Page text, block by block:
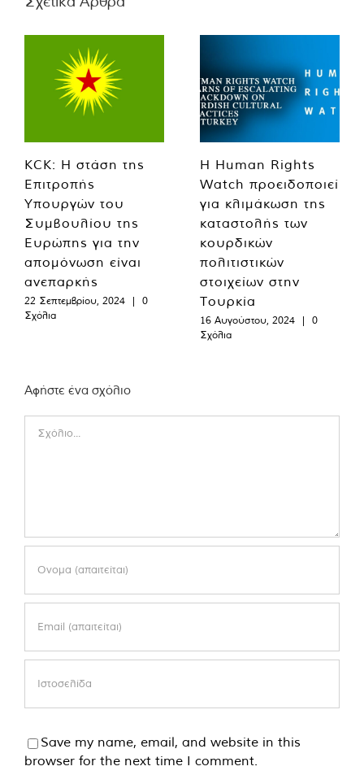
KCK: Η στάση της
Επιτροπής
Υπουργών του
Συμβουλίου της
Ευρώπης για την
απομόνωση είναι
ανεπαρκής
22 Σεπτεμβρίου, 2024 |
0
Σχόλια
Η Human Rights
Watch προειδοποιεί
για κλιμάκωση της
καταστολής των
κουρδικών
πολιτιστικών
στοιχείων στην
Τουρκία
16 Αυγούστου, 2024 |
0
Σχόλια
Αφήστε ένα σχόλιο
Save my name, email, and website in this
browser for the next time I comment.